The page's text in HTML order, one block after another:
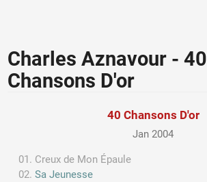
Charles Aznavour - 40
Chansons D'or
40 Chansons D'or
Jan 2004
Creux de Mon Épaule
Sa Jeunesse